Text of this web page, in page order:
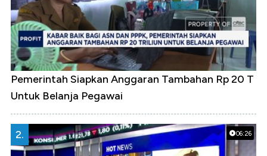
Pemerintah Siapkan Anggaran Tambahan Rp 20 T
Untuk Belanja Pegawai
06:26
2.